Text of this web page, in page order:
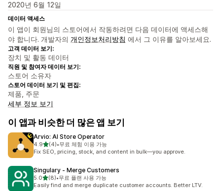
2020년 6월 12일
데이터 액세스
이 앱이 회원님의 스토어에서 작동하려면 다음 데이터에 액세스해
야 합니다. 개발자의 개인정보처리방침 에서 그 이유를 알아보세요.
고객 데이터 보기:
장치 및 활동 데이터
직원 및 참여자 데이터 보기:
스토어 소유자
스토어 데이터 보기 및 편집:
제품, 주문
세부 정보 보기
이 앱과 비슷한 더 많은 앱 보기
Arvio: AI Store Operator
4.9별 5개 중
(4)
총 리뷰 4개
•무료 체험 이용 가능
Fix SEO, pricing, stock, and content in bulk—you approve.
Singulary ‑ Merge Customers
5.0별 5개 중
(8)
총 리뷰 8개
•무료 플랜 사용 가능
Easily find and merge duplicate customer accounts. Better LTV.